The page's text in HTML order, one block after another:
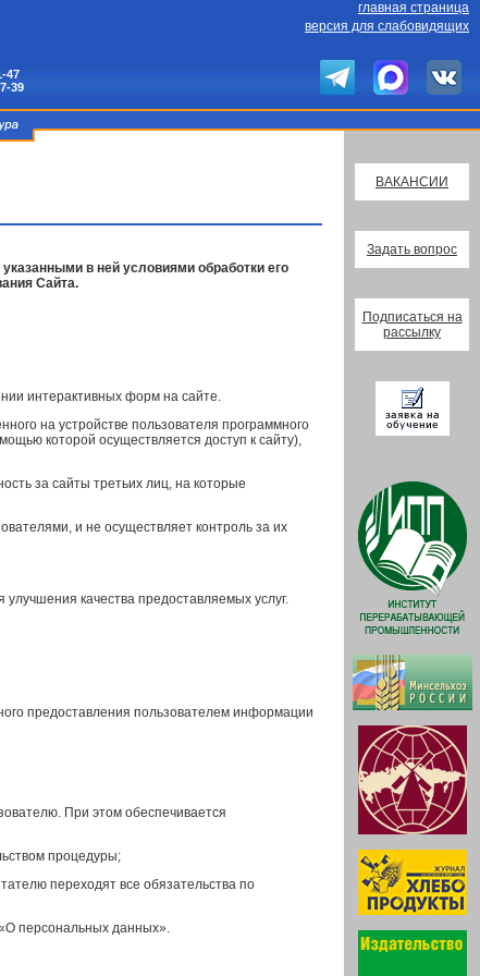
47
39
главная страница
версия для слабовидящих
в ней условиями обработки его
Сайта.
интерактивных форм на сайте.
на устройстве пользователя программного
которой осуществляется доступ к сайту),
за сайты третьих лиц, на которые
и не осуществляет контроль за их
качества предоставляемых услуг.
предоставления пользователем информации
При этом обеспечивается
процедуры;
переходят все обязательства по
персональных данных».
ВАКАНСИИ
Задать вопрос
Подписаться на
рассылку